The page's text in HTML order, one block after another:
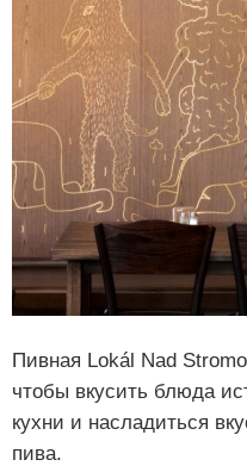
Пивная Lokál Nad
чтобы вкусить блюда
кухни и насладиться
пива.